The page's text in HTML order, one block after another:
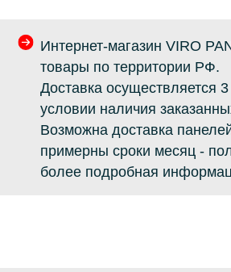
Интернет-магазин VIRO
товары по территории РФ.
Доставка осуществляется
условии наличия
Возможна доставка
примерны сроки месяц -
более подробная